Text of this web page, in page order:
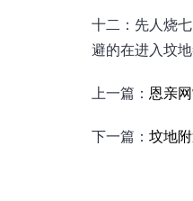
十二：先人烧
避的在进入坟
上一篇： 恩亲
下一篇： 坟地